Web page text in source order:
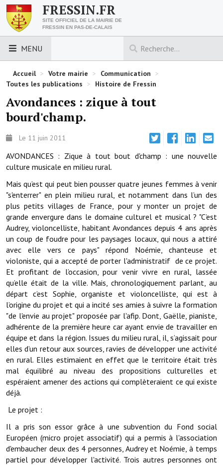
FRESSIN.FR
SITE OFFICIEL DE LA MAIRIE DE
FRESSIN EN PAS-DE-CALAIS
MENU
LES ESSENTIELS
Découvrez Fressin
Venir à Fressin
Urbanisme
Nous contacter
Les foulées fressinoises
ACCÈS RAPIDE
Démarches administratives
Projets et travaux en cours
Fêtes et manifestations
Numéros d'urgence
Terrains et maisons à vendre
VOTRE MAIRIE
Elus et agents
Le personnel municipal
Les moyens financiers
Note de synthèse financière
Accueil > Votre mairie > Communication >
Toutes les publications > Histoire de Fressin
Avondances : zique à tout
bourd'champ.
Le 11 juin 2011
AVONDANCES : Zique à tout bout d'champ : une nouvelle
culture musicale en milieu rural.
Mais qu’est qui peut bien pousser quatre jeunes femmes à venir
"s'enterrer" en plein milieu rural, et notamment dans l’un des
plus petits villages de France, pour y monter un projet de
grande envergure dans le domaine culturel et musical ? "C’est
Audrey, violoncelliste, habitant Avondances depuis 4 ans après
un coup de foudre pour les paysages locaux, qui nous a attiré
avec elle vers ce pays" répond Noémie, chanteuse et
violoniste, qui a accepté de porter l'administratif de ce projet.
Et profitant de l’occasion, pour venir vivre en rural, lassée
qu’elle était de la ville. Mais, chronologiquement parlant, au
départ c’est Sophie, organiste et violoncelliste, qui est à
l’origine du projet et qui a incité ses amies à suivre la formation
"de l'envie au projet" proposée par l'afip. Dont, Gaëlle, pianiste,
adhérente de la première heure car ayant envie de travailler en
équipe et dans la région. Issues du milieu rural, il, s’agissait pour
elles d’un retour aux sources, ravies de développer une activité
en rural. Elles estimaient en effet que le territoire était très
mal équilibré au niveau des propositions culturelles et
espéraient amener des actions qui complèteraient ce qui existe
déjà.
Le projet :
Il a pris son essor grâce à une subvention du Fond social
Européen (micro projet associatif) qui a permis à l'association
d'embaucher deux des 4 personnes, Audrey et Noémie, à temps
partiel pour développer l'activité. Trois autres personnes ont